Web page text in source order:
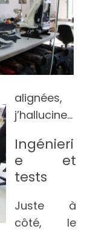
alignées,
j’hallucine…
Ingénieri
e et
tests
Juste à
côté, le